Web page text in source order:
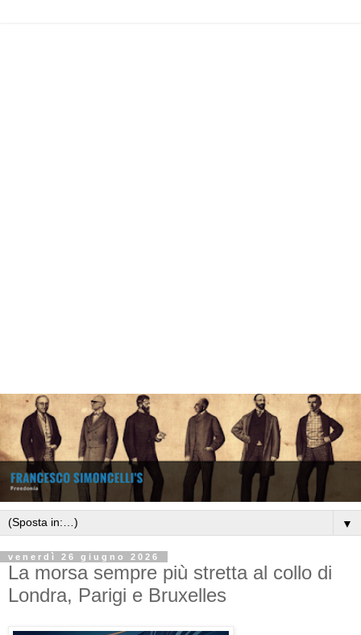
▼
venerdì 26 giugno 2026
La morsa sempre più stretta al collo di
Londra, Parigi e Bruxelles